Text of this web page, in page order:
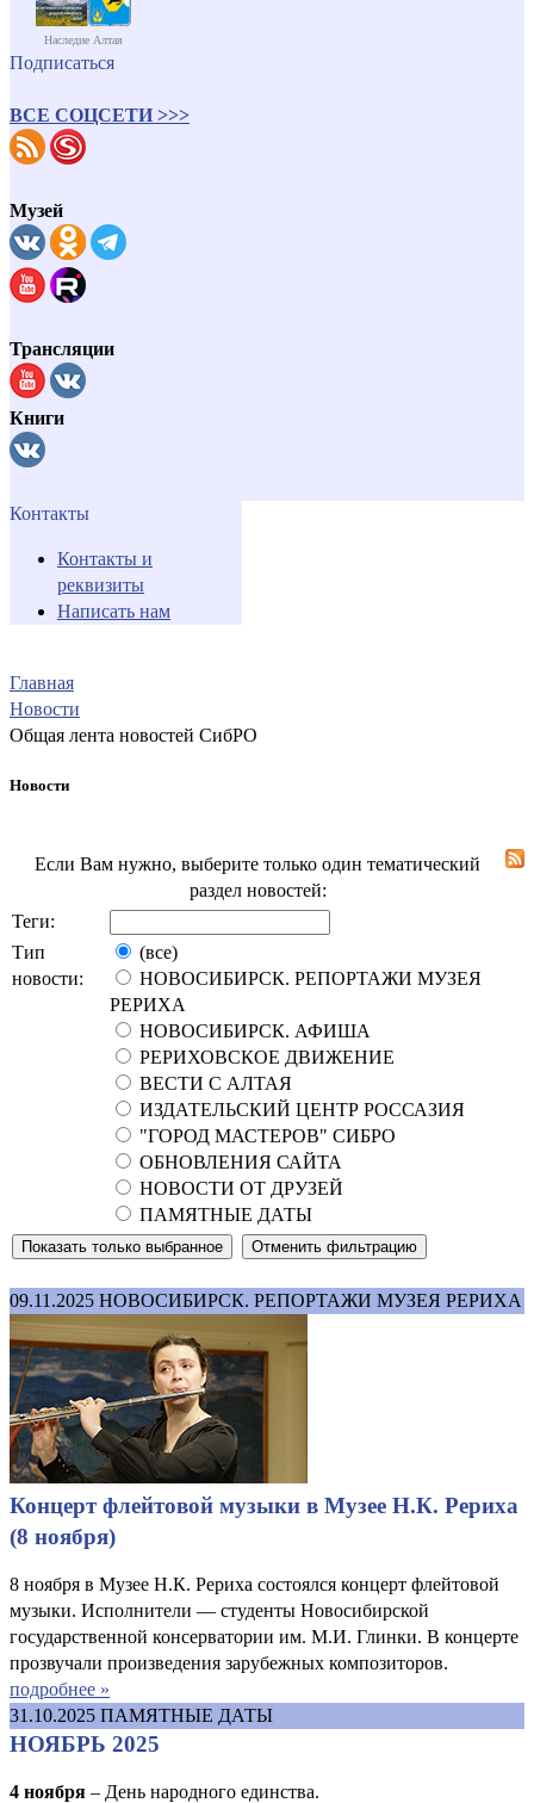
Наследие Алтая
Подписаться
ВСЕ СОЦСЕТИ >>>
Музей
Трансляции
Книги
Контакты
Контакты и
реквизиты
Написать нам
Главная
Новости
Общая лента новостей СибРО
Новости
Если Вам нужно, выберите только один тематический
раздел новостей:
Теги:
Тип
новости:
(все)
НОВОСИБИРСК. РЕПОРТАЖИ МУЗЕЯ
РЕРИХА
НОВОСИБИРСК. АФИША
РЕРИХОВСКОЕ ДВИЖЕНИЕ
ВЕСТИ С АЛТАЯ
ИЗДАТЕЛЬСКИЙ ЦЕНТР РОССАЗИЯ
"ГОРОД МАСТЕРОВ" СИБРО
ОБНОВЛЕНИЯ САЙТА
НОВОСТИ ОТ ДРУЗЕЙ
ПАМЯТНЫЕ ДАТЫ
09.11.2025 НОВОСИБИРСК. РЕПОРТАЖИ МУЗЕЯ РЕРИХА
Концерт флейтовой музыки в Музее Н.К. Рериха
(8 ноября)
8 ноября в Музее Н.К. Рериха состоялся концерт флейтовой
музыки. Исполнители — студенты Новосибирской
государственной консерватории им. М.И. Глинки. В концерте
прозвучали произведения зарубежных композиторов.
подробнее »
31.10.2025 ПАМЯТНЫЕ ДАТЫ
НОЯБРЬ 2025
4 ноября – День народного единства.